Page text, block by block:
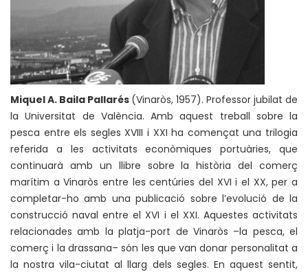
Miquel A. Baila Pallarés (Vinaròs, 1957). Professor jubilat de
la Universitat de València. Amb aquest treball sobre la
pesca entre els segles XVIII i XXI ha començat una trilogia
referida a les activitats econòmiques portuàries, que
continuarà amb un llibre sobre la història del comerç
marítim a Vinaròs entre les centúries del XVI i el XX, per a
completar-ho amb una publicació sobre l’evolució de la
construcció naval entre el XVI i el XXI. Aquestes activitats
relacionades amb la platja-port de Vinaròs –la pesca, el
comerç i la drassana– són les que van donar personalitat a
la nostra vila-ciutat al llarg dels segles. En aquest sentit,